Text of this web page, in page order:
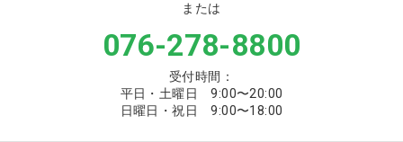
または
076-278-8800
受付時間：
平日・土曜日 9:00〜20:00
日曜日・祝日 9:00〜18:00